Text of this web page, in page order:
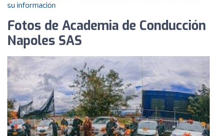
su información
Fotos de Academia de Conducción
Napoles SAS